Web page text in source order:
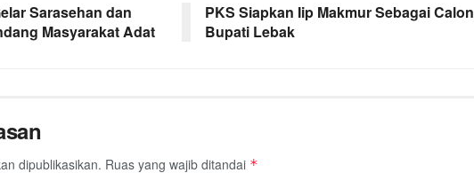
Sarasehan dan
Masyarakat Adat
PKS Siapkan Iip Makmur Sebagai Calon
Bupati Lebak
dipublikasikan. Ruas yang wajib ditandai *